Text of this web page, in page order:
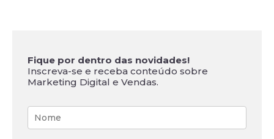
Fique por dentro das novidades!
Inscreva-se e receba conteúdo sobre
Marketing Digital e Vendas.